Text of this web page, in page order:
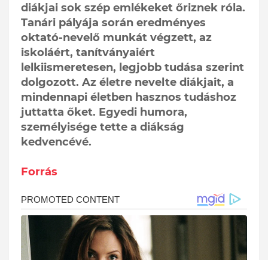
diákjai sok szép emlékeket őriznek róla.
Tanári pályája során eredményes
oktató-nevelő munkát végzett, az
iskoláért, tanítványaiért
lelkiismeretesen, legjobb tudása szerint
dolgozott. Az életre nevelte diákjait, a
mindennapi életben hasznos tudáshoz
juttatta őket. Egyedi humora,
személyisége tette a diákság
kedvencévé.
Forrás